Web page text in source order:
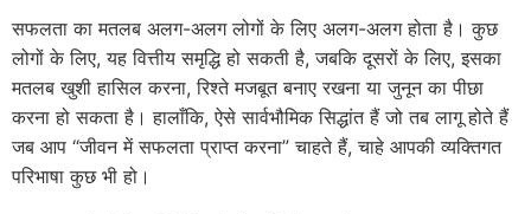
सफलता का मतलब अलग-अलग लोगों के लिए अलग-अलग होता है। कुछ
लोगों के लिए, यह वित्तीय समृद्धि हो सकती है, जबकि दूसरों के लिए, इसका
मतलब खुशी हासिल करना, रिश्ते मजबूत बनाए रखना या जुनून का पीछा
करना हो सकता है। हालाँकि, ऐसे सार्वभौमिक सिद्धांत हैं जो तब लागू होते हैं
जब आप “जीवन में सफलता प्राप्त करना” चाहते हैं, चाहे आपकी व्यक्तिगत
परिभाषा कुछ भी हो।